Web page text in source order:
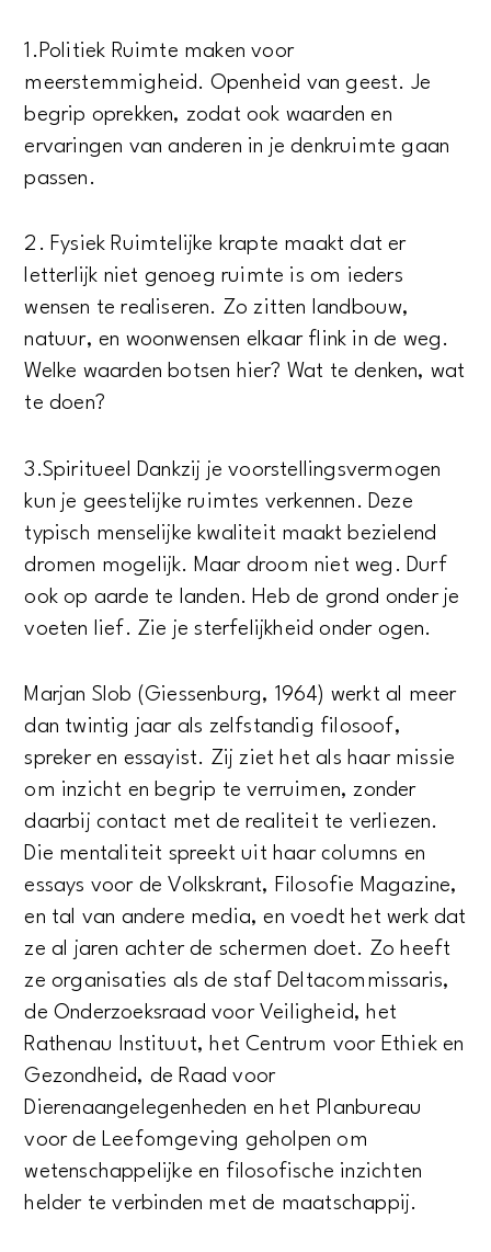
1.​Politiek Ruimte maken voor
meerstemmigheid. Openheid van geest. Je
begrip oprekken, zodat ook waarden en
ervaringen van anderen in je denkruimte gaan
passen.
2. ​Fysiek Ruimtelijke krapte maakt dat er
letterlijk niet genoeg ruimte is om ieders
wensen te realiseren. Zo zitten landbouw,
natuur, en woonwensen elkaar flink in de weg.
Welke waarden botsen hier? Wat te denken, wat
te doen?
3.​Spiritueel Dankzij je voorstellingsvermogen
kun je geestelijke ruimtes verkennen. Deze
typisch menselijke kwaliteit maakt bezielend
dromen mogelijk. Maar droom niet weg. Durf
ook op aarde te landen. Heb de grond onder je
voeten lief. Zie je sterfelijkheid onder ogen.
Marjan Slob (Giessenburg, 1964) werkt al meer
dan twintig jaar als zelfstandig filosoof,
spreker en essayist. Zij ziet het als haar missie
om inzicht en begrip te verruimen, zonder
daarbij contact met de realiteit te verliezen.
Die mentaliteit spreekt uit haar columns en
essays voor de Volkskrant, Filosofie Magazine,
en tal van andere media, en voedt het werk dat
ze al jaren achter de schermen doet. Zo heeft
ze organisaties als de staf Deltacommissaris,
de Onderzoeksraad voor Veiligheid, het
Rathenau Instituut, het Centrum voor Ethiek en
Gezondheid, de Raad voor
Dierenaangelegenheden en het Planbureau
voor de Leefomgeving geholpen om
wetenschappelijke en filosofische inzichten
helder te verbinden met de maatschappij.